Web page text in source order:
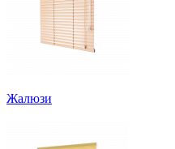
Жалюзи